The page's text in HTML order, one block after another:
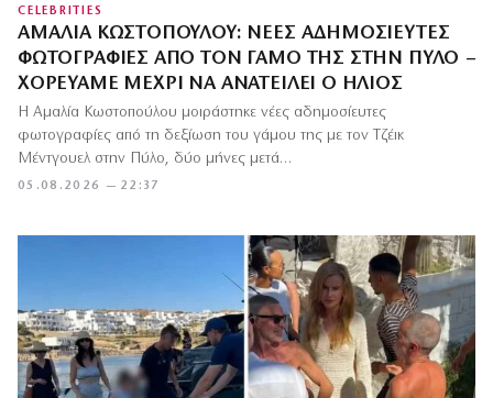
CELEBRITIES
ΑΜΑΛΊΑ ΚΩΣΤΟΠΟΎΛΟΥ: ΝΈΕΣ ΑΔΗΜΟΣΊΕΥΤΕΣ
ΦΩΤΟΓΡΑΦΊΕΣ ΑΠΌ ΤΟΝ ΓΆΜΟ ΤΗΣ ΣΤΗΝ ΠΎΛΟ –
ΧΟΡΕΎΑΜΕ ΜΈΧΡΙ ΝΑ ΑΝΑΤΕΊΛΕΙ Ο ΉΛΙΟΣ
05.08.2026 — 22:37
Η Αμαλία Κωστοπούλου μοιράστηκε νέες αδημοσίευτες
φωτογραφίες από τη δεξίωση του γάμου της με τον Τζέικ
Μέντγουελ στην Πύλο, δύο μήνες μετά…